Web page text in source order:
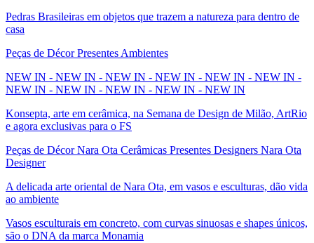
Pedras Brasileiras em objetos que trazem a natureza para dentro de
casa
Peças de Décor Presentes Ambientes
NEW IN - NEW IN - NEW IN - NEW IN - NEW IN - NEW IN -
NEW IN - NEW IN - NEW IN - NEW IN - NEW IN
Konsepta, arte em cerâmica, na Semana de Design de Milão, ArtRio
e agora exclusivas para o FS
Peças de Décor Nara Ota Cerâmicas Presentes Designers Nara Ota
Designer
A delicada arte oriental de Nara Ota, em vasos e esculturas, dão vida
ao ambiente
Vasos esculturais em concreto, com curvas sinuosas e shapes únicos,
são o DNA da marca Monamia